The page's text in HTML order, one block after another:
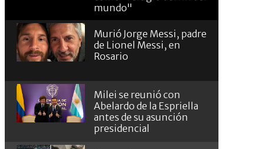
mundo"
Murió Jorge Messi, padre
de Lionel Messi, en
Rosario
Milei se reunió con
Abelardo de la Espriella
antes de su asunción
presidencial